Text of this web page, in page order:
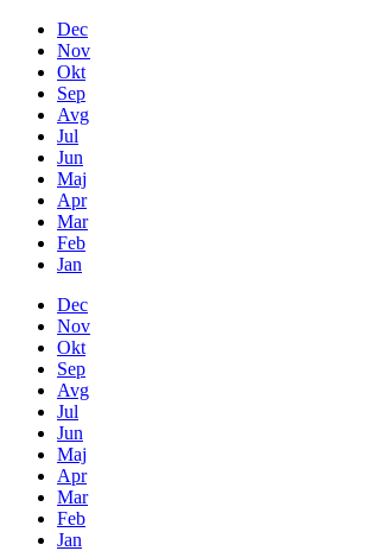
Dec
Nov
Okt
Sep
Avg
Jul
Jun
Maj
Apr
Mar
Feb
Jan
Dec
Nov
Okt
Sep
Avg
Jul
Jun
Maj
Apr
Mar
Feb
Jan